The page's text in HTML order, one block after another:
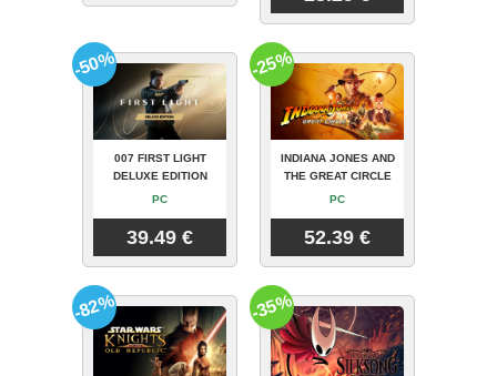
007 FIRST LIGHT
DELUXE EDITION
PC
39.49 €
-50%
INDIANA JONES AND
THE GREAT CIRCLE
PC
52.39 €
-25%
-82% -35%